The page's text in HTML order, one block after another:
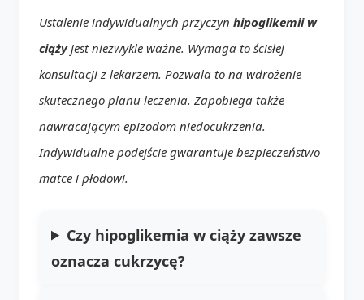
Ustalenie indywidualnych przyczyn hipoglikemii w
ciążyjest niezwykle ważne. Wymaga to ścisłej
konsultacji z lekarzem. Pozwala to na wdrożenie
skutecznego planu leczenia. Zapobiega także
nawracającym epizodom niedocukrzenia.
Indywidualne podejście gwarantuje bezpieczeństwo
matce i płodowi.
Czy hipoglikemia w ciąży zawsze
oznacza cukrzycę?